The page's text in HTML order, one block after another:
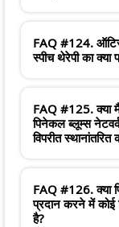
FAQ #124.
स्पीच थेरेपी का क्या
FAQ #125. क्या
पिनेकल ब्लूम्स
विपरीत
FAQ #126. क्या
प्रदान करने में कोई
है?